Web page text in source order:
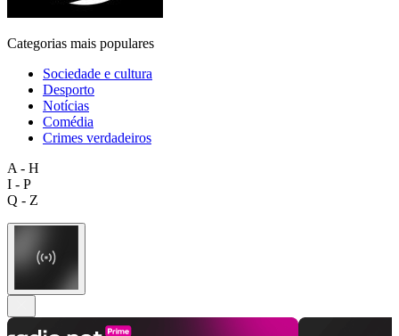
Categorias mais populares
Sociedade e cultura
Desporto
Notícias
Comédia
Crimes verdadeiros
A - H
I - P
Q - Z